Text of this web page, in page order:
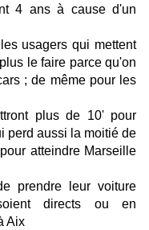
4 ans à cause d'un
usagers qui mettent
le faire parce qu'on
; de même pour les
plus de 10' pour
perd aussi la moitié de
atteindre Marseille
prendre leur voiture
directs ou en
Aix